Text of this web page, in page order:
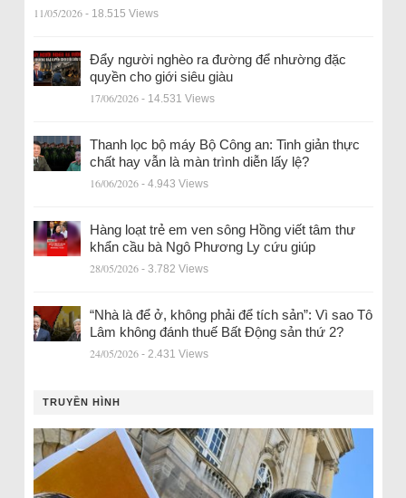
11/05/2026 - 18.515 Views
Đẩy người nghèo ra đường để nhường đặc
quyền cho giới siêu giàu
17/06/2026 - 14.531 Views
Thanh lọc bộ máy Bộ Công an: Tinh giản thực
chất hay vẫn là màn trình diễn lấy lệ?
16/06/2026 - 4.943 Views
Hàng loạt trẻ em ven sông Hồng viết tâm thư
khẩn cầu bà Ngô Phương Ly cứu giúp
28/05/2026 - 3.782 Views
“Nhà là để ở, không phải để tích sản”: Vì sao Tô
Lâm không đánh thuế Bất Động sản thứ 2?
24/05/2026 - 2.431 Views
TRUYỀN HÌNH